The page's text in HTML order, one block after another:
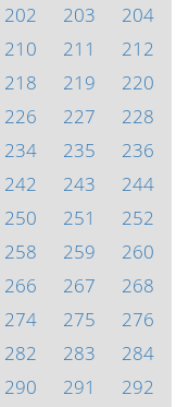
202 203
204
210 211
212
218 219
220
226 227
228
234 235
236
242 243
244
250 251
252
258 259
260
266 267
268
274 275
276
282 283
284
290 291
292